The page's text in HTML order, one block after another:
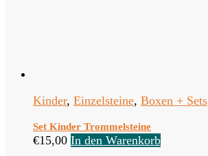
Kinder, Einzelsteine, Boxen + Sets
Set Kinder Trommelsteine
€15,00 In den Warenkorb